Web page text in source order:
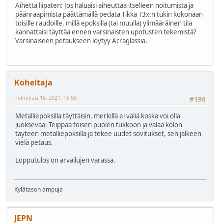
Aihetta liipaten: Jos haluaisi aiheuttaa itselleen noitumista ja
päänraapimista päättämällä pedata Tikka T3x:n tukin kokonaan
toisille raudoille, millä epoksilla (tai muulla) ylimääräinen tila
kannattaisi täyttää ennen varsinaisten upotusten tekemistä?
Varsinaiseen petaukseen löytyy Acraglassia.
Koheltaja
#196
helmikuu 16, 2021, 16:50
Metalliepoksilla täyttäisin, merkillä ei väliä koska voi olla
juoksevaa. Teippaa toisen puolen tukkoon ja valaa kolon
täyteen metalliepoksilla ja tekee uudet sovitukset, sen jälkeen
vielä petaus.
Lopputulos on arvailujen varassa.
Kylätason ampuja
JEPN